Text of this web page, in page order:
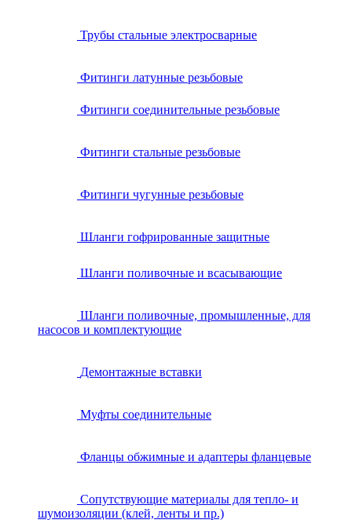
Трубы стальные электросварные
Фитинги латунные резьбовые
Фитинги соединительные резьбовые
Фитинги стальные резьбовые
Фитинги чугунные резьбовые
Шланги гофрированные защитные
Шланги поливочные и всасывающие
Шланги поливочные, промышленные, для
насосов и комплектующие
Демонтажные вставки
Муфты соединительные
Фланцы обжимные и адаптеры фланцевые
Сопутствующие материалы для тепло- и
шумоизоляции (клей, ленты и пр.)